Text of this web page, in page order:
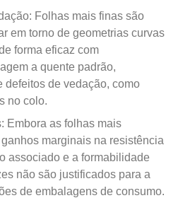
Folhas mais finas são
em torno de geometrias curvas
forma eficaz com
a quente padrão,
defeitos de vedação, como
no colo.
Embora as folhas mais
marginais na resistência
associado e a formabilidade
não são justificados para a
de embalagens de consumo.